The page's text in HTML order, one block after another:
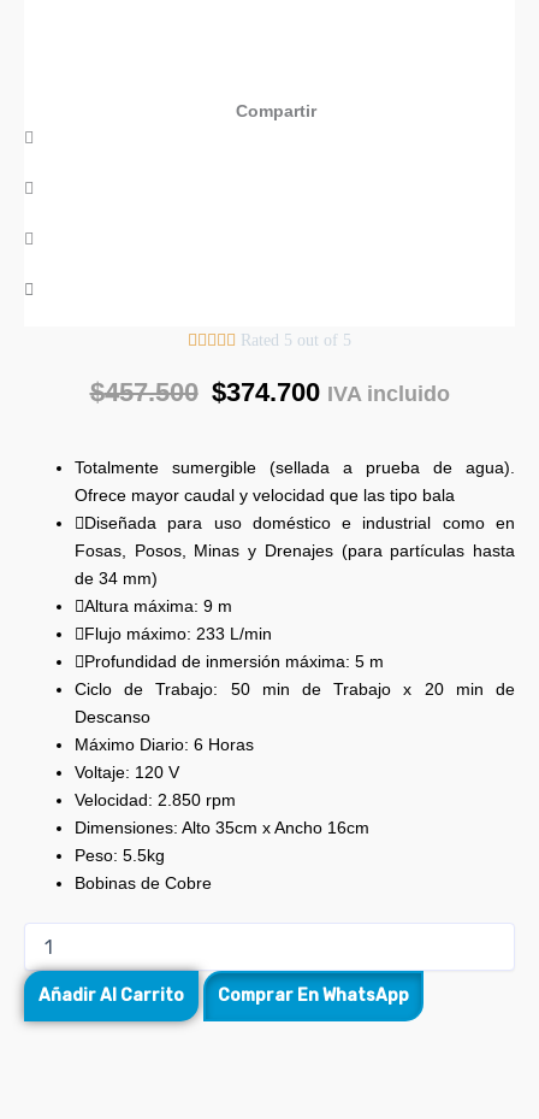
Compartir
     Rated 5 out of 5
$457.500 $374.700 IVA incluido
Totalmente sumergible (sellada a prueba de agua).
Ofrece mayor caudal y velocidad que las tipo bala
Diseñada para uso doméstico e industrial como en
Fosas, Posos, Minas y Drenajes (para partículas hasta
de 34 mm)
Altura máxima: 9 m
Flujo máximo: 233 L/min
Profundidad de inmersión máxima: 5 m
Ciclo de Trabajo: 50 min de Trabajo x 20 min de
Descanso
Máximo Diario: 6 Horas
Voltaje: 120 V
Velocidad: 2.850 rpm
Dimensiones: Alto 35cm x Ancho 16cm
Peso: 5.5kg
Bobinas de Cobre
Añadir Al Carrito Comprar En WhatsApp